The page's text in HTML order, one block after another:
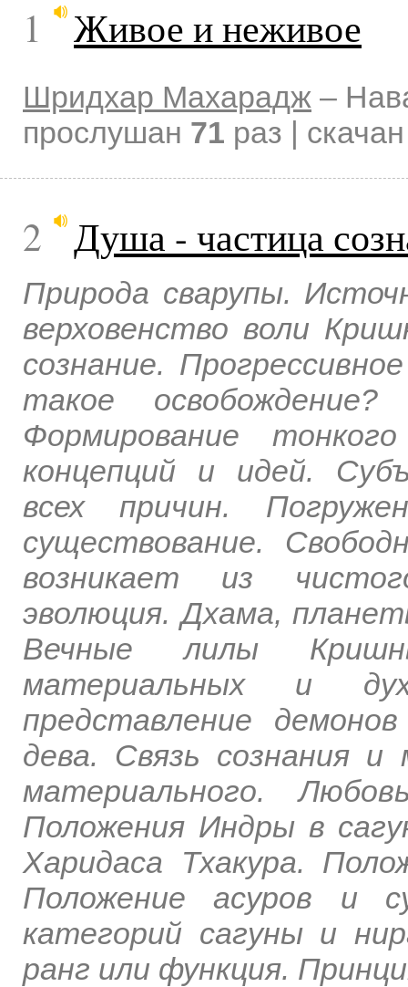
1 Живое и неживое
Шридхар Махарадж –
прослушан 71 раз |
2 Душа - частица
Природа сварупы.
верховенство воли
сознание.
такое
Формирование
концепций и идей.
всех причин.
существование.
возникает из
эволюция. Дхама,
Вечные лилы
материальных и
представление
дева. Связь сознания
материального.
Положения Индры в
Харидаса Тхакура.
Положение асуров и
категорий сагуны и
ранг или функция.